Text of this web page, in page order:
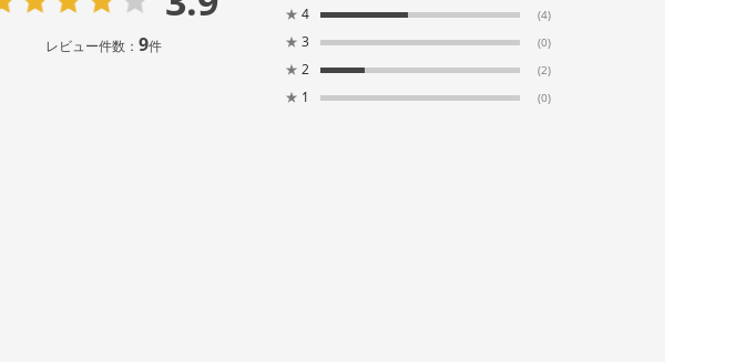
レビュー件数： 9件
★ 4 (4)
★ 3 (0)
★ 2 (2)
★ 1 (0)